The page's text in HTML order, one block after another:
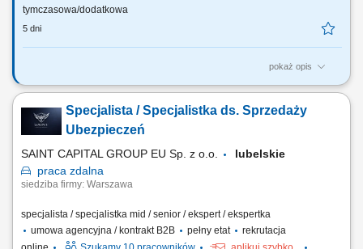
tymczasowa/dodatkowa
5 dni
pokaż opis
Twój zakres obowiązków: budowanie własnego biznesu przy wsparciu
organizacja własnej aktywności i kalendarza spotkań.
Specjalista / Specjalistka ds. Sprzedaży
Ubezpieczeń
SAINT CAPITAL GROUP EU Sp. z o.o.
lubelskie
praca zdalna
siedziba firmy: Warszawa
specjalista / specjalistka mid / senior / ekspert / ekspertka
umowa agencyjna / kontrakt B2B
pełny etat
rekrutacja